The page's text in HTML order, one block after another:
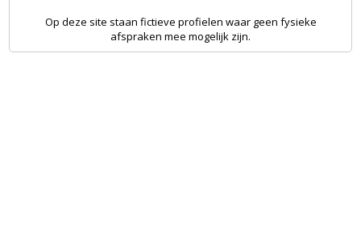
Op deze site staan fictieve profielen waar geen fysieke
afspraken mee mogelijk zijn.